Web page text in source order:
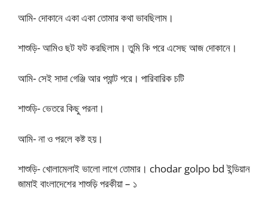
আমি- দোকানে একা একা তোমার কথা ভাবছিলাম।
শাশুড়ি- আমিও ছট ফট করছিলাম। তুমি কি পরে এসেছ আজ দোকানে।
আমি- সেই সাদা গেঞ্জি আর প্যান্ট পরে। পারিবারিক চটি
শাশুড়ি- ভেতরে কিছু পরনা।
আমি- না ও পরলে কষ্ট হয়।
শাশুড়ি- খোলামেলাই ভালো লাগে তোমার। chodar golpo bd ইন্ডিয়ান
জামাই বাংলাদেশের শাশুড়ি পরকীয়া – ১